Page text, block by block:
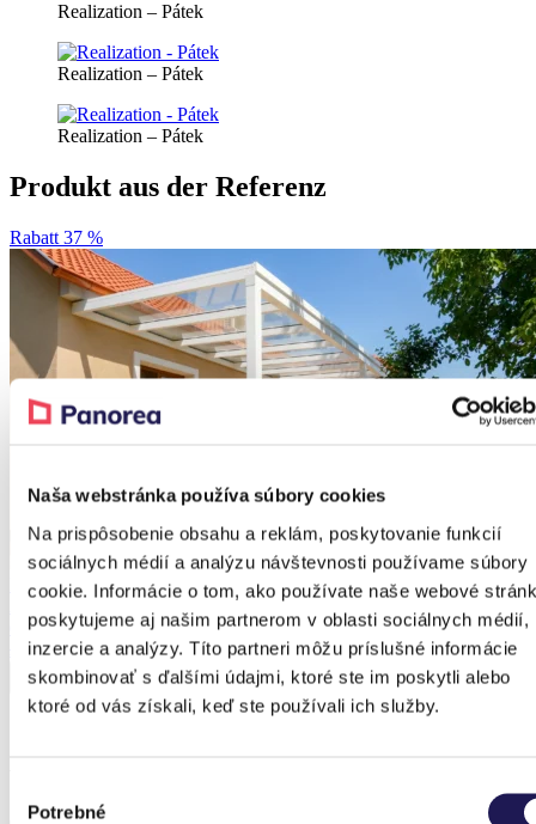
Naša webstránka používa súbory cookies
Na prispôsobenie obsahu a reklám, poskytovanie funkcií
sociálnych médií a analýzu návštevnosti používame súbory
cookie. Informácie o tom, ako používate naše webové
poskytujeme aj našim partnerom v oblasti sociálnych médií,
inzercie a analýzy. Títo partneri môžu príslušné informácie
skombinovať s ďalšími údajmi, ktoré ste im poskytli alebo
ktoré od vás získali, keď ste používali ich služby.
súhlasu
Potrebné
Realization – Pátek
Realization – Pátek
Realization – Pátek
Produkt aus der Referenz
Rabatt 37 %
PANOGLASS
Glas
Ab4.083,40 €Ab2.552,28 €